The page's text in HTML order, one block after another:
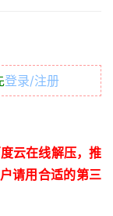
登录/注册
云在线解压，推
请用合适的第三